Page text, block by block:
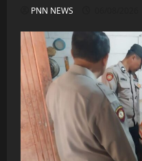
PNN NEWS